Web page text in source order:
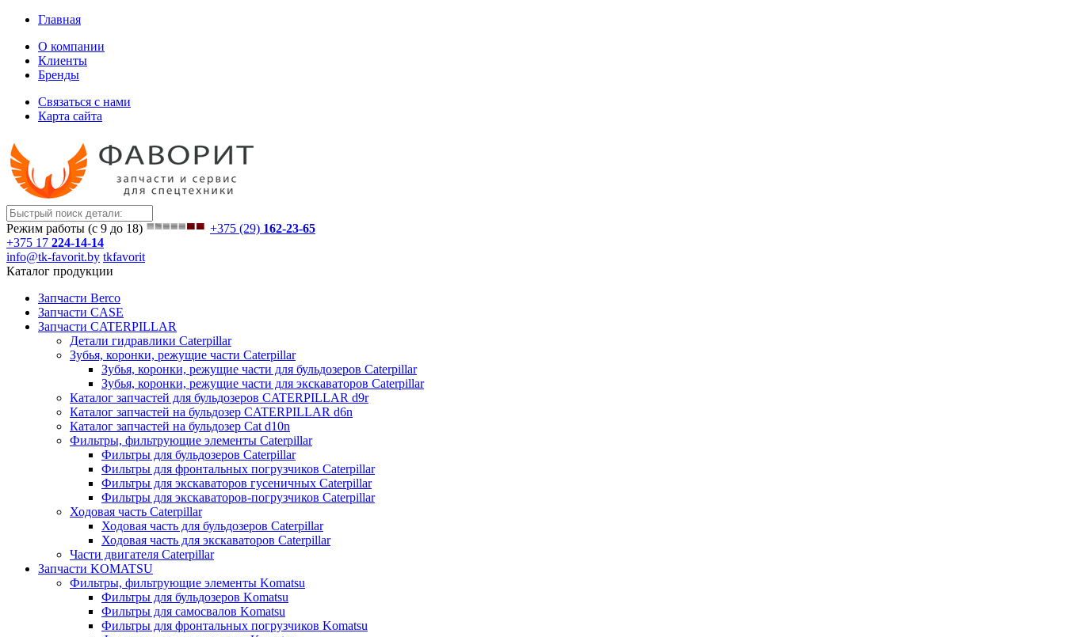
Главная
О компании
Клиенты
Бренды
Связаться с нами
Карта сайта
Режим работы (с 9 до 18) +375 (29) 162-23-65
+375 17 224-14-14
info@tk-favorit.by tkfavorit
Каталог продукции
Запчасти Berco
Запчасти CASE
Запчасти CATERPILLAR
Детали гидравлики Caterpillar
Зубья, коронки, режущие части Caterpillar
Зубья, коронки, режущие части для бульдозеров Caterpillar
Зубья, коронки, режущие части для экскаваторов Caterpillar
Каталог запчастей для бульдозеров CATERPILLAR d9r
Каталог запчастей на бульдозер CATERPILLAR d6n
Каталог запчастей на бульдозер Сat d10n
Фильтры, фильтрующие элементы Caterpillar
Фильтры для бульдозеров Caterpillar
Фильтры для фронтальных погрузчиков Caterpillar
Фильтры для экскаваторов гусеничных Caterpillar
Фильтры для экскаваторов-погрузчиков Caterpillar
Ходовая часть Caterpillar
Ходовая часть для бульдозеров Caterpillar
Ходовая часть для экскаваторов Caterpillar
Части двигателя Caterpillar
Запчасти KOMATSU
Фильтры, фильтрующие элементы Komatsu
Фильтры для бульдозеров Komatsu
Фильтры для самосвалов Komatsu
Фильтры для фронтальных погрузчиков Komatsu